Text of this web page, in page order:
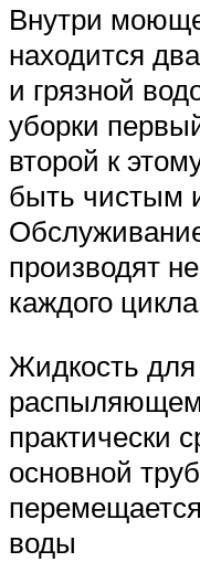
Внутри
находится
и грязной
уборки
второй к
быть чистым
производят
каждого
Жидкость для
практически
основной
воды